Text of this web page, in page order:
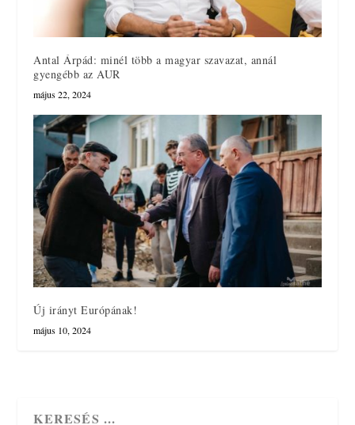
Antal Árpád: minél több a magyar szavazat, annál
gyengébb az AUR
május 22, 2024
Új irányt Európának!
május 10, 2024